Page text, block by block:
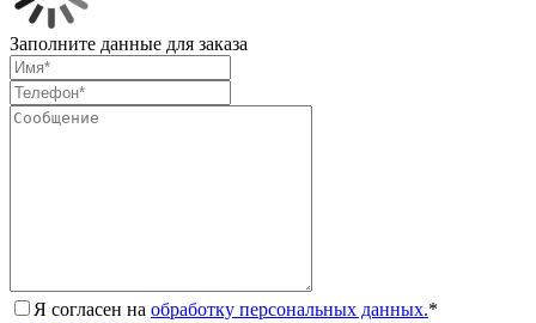
Заполните данные для заказа
Я согласен на обработку персональных данных.*